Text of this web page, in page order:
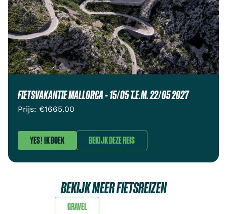
FIETSVAKANTIE MALLORCA - 15/05 T.E.M. 22/05 2027
Prijs: €1665.00
YES! IK BOEK BEKIJK DEZE REIS
BEKIJK MEER FIETSREIZEN
GRAVEL